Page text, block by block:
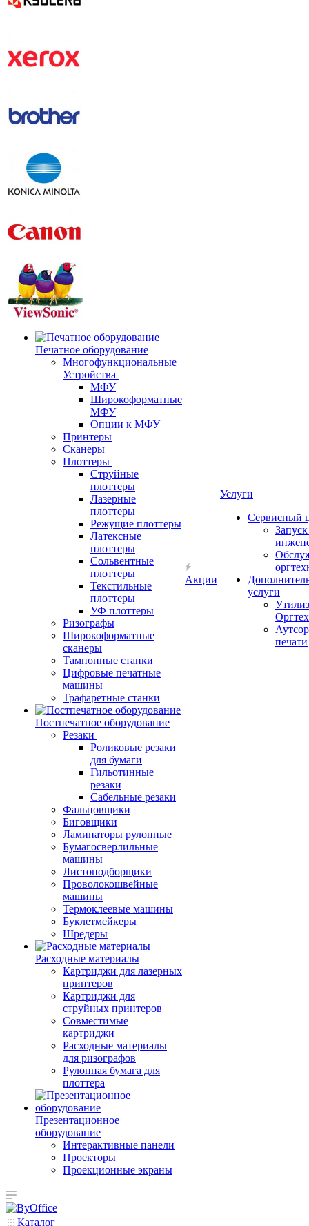
Печатное оборудование
Многофункциональные
Устройства
МФУ
Широкоформатные
МФУ
Опции к МФУ
Принтеры
Сканеры
Плоттеры
Струйные
плоттеры
Лазерные
плоттеры
Режущие плоттеры
Латексные
плоттеры
Сольвентные
плоттеры
Текстильные
плоттеры
УФ плоттеры
Ризографы
Широкоформатные
сканеры
Тампонные станки
Цифровые печатные
машины
Трафаретные станки
Постпечатное оборудование
Резаки
Роликовые резаки
для бумаги
Гильотинные
резаки
Сабельные резаки
Фальцовщики
Биговщики
Ламинаторы рулонные
Бумагосверлильные
машины
Листоподборщики
Проволокошвейные
машины
Термоклеевые машины
Буклетмейкеры
Шредеры
Расходные материалы
Картриджи для лазерных
принтеров
Картриджи для
струйных принтеров
Совместимые
картриджи
Расходные материалы
для ризографов
Рулонная бумага для
плоттера
Презентационное
оборудование
Интерактивные панели
Проекторы
Проекционные экраны
Акции
Услуги
Сервисный
услуги
печати
Каталог